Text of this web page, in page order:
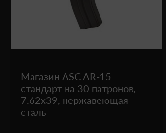
Магазин ASC AR-15
стандарт на 30 патронов,
7.62x39, нержавеющая
сталь